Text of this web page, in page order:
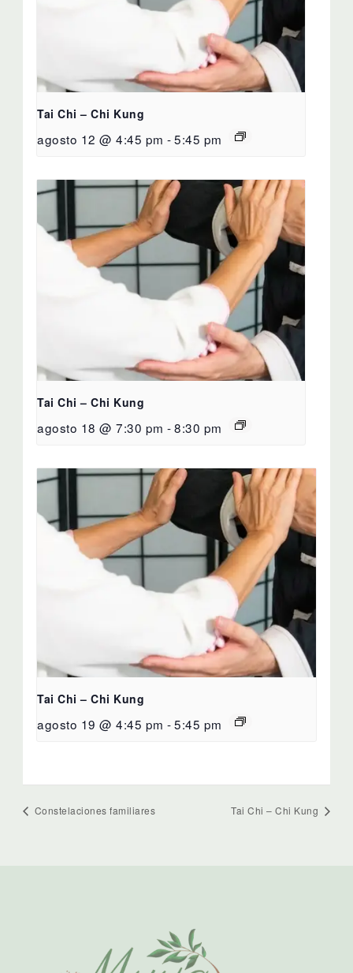
Tai Chi – Chi Kung
agosto 12 @ 4:45 pm -5:45 pm
Tai Chi – Chi Kung
agosto 18 @ 7:30 pm -8:30 pm
Tai Chi – Chi Kung
agosto 19 @ 4:45 pm -5:45 pm
Constelaciones familiares Tai Chi – Chi Kung